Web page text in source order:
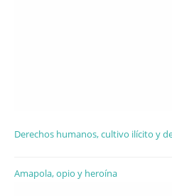
Derechos humanos, cultivo ilícito y
Amapola, opio y heroína